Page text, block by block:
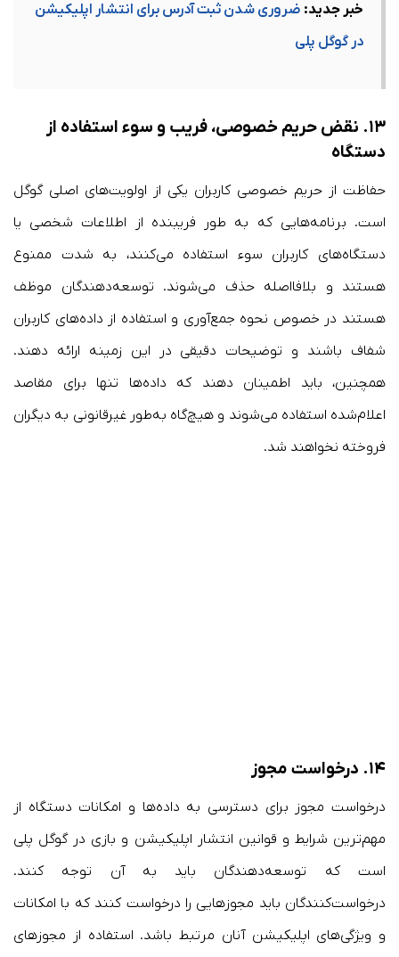
خبر جدید: ضروری شدن ثبت آدرس برای انتشار اپلیکیشن
در گوگل پلی
۱۳. نقض حریم خصوصی، فریب و سوء استفاده از
دستگاه
حفاظت از حریم خصوصی کاربران یکی از اولویت‌های اصلی گوگل
است. برنامه‌هایی که به طور فریبنده از اطلاعات شخصی یا
دستگاه‌های کاربران سوء استفاده می‌کنند، به شدت ممنوع
هستند و بلافااصله حذف می‌شوند. توسعه‌دهندگان موظف
هستند در خصوص نحوه جمع‌آوری و استفاده از داده‌های کاربران
شفاف باشند و توضیحات دقیقی در این زمینه ارائه دهند.
همچنین، باید اطمینان دهند که داده‌ها تنها برای مقاصد
اعلام‌شده استفاده می‌شوند و هیچ‌گاه به‌طور غیرقانونی به دیگران
فروخته نخواهند شد.
۱۴. درخواست مجوز
درخواست مجوز برای دسترسی به داده‌ها و امکانات دستگاه از
مهم‌ترین شرایط و قوانین انتشار اپلیکیشن و بازی در گوگل پلی
است که توسعه‌دهندگان باید به آن توجه کنند.
درخواست‌کنندگان باید مجوزهایی را درخواست کنند که با امکانات
و ویژگی‌های اپلیکیشن آنان مرتبط باشد. استفاده از مجوزهای